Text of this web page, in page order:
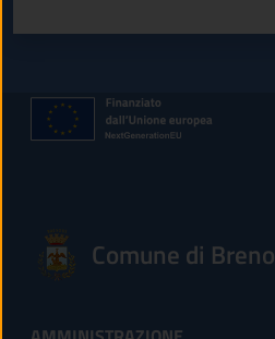
Comune di Breno